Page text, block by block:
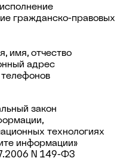
гражданско-правовых
имя, отчество
адрес
закон
технологиях
информации»
N 149-ФЗ